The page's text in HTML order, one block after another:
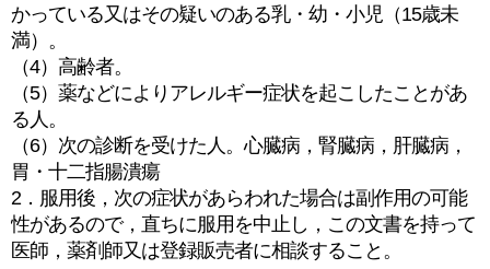
かっている又はその疑いのある乳・幼・小児（15歳未
満）。
（4）高齢者。
（5）薬などによりアレルギー症状を起こしたことがあ
る人。
（6）次の診断を受けた人。心臓病，腎臓病，肝臓病，
胃・十二指腸潰瘍
2．服用後，次の症状があらわれた場合は副作用の可能
性があるので，直ちに服用を中止し，この文書を持って
医師，薬剤師又は登録販売者に相談すること。